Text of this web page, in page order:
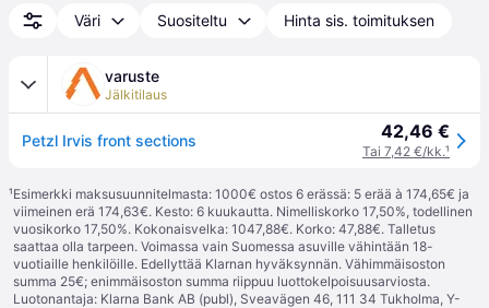
Väri Suositeltu Hinta sis. toimituksen
varuste
Jälkitilaus
Petzl Irvis front sections 42,46 €
Tai 7,42 €/kk.¹
¹Esimerkki maksusuunnitelmasta: 1000€ ostos 6 erässä: 5 erää à 174,65€ ja
viimeinen erä 174,63€. Kesto: 6 kuukautta. Nimelliskorko 17,50%, todellinen
vuosikorko 17,50%. Kokonaisvelka: 1047,88€. Korko: 47,88€. Talletus
saattaa olla tarpeen. Voimassa vain Suomessa asuville vähintään 18-
vuotiaille henkilöille. Edellyttää Klarnan hyväksynnän. Vähimmäisoston
summa 25€; enimmäisoston summa riippuu luottokelpoisuusarviosta.
Luotonantaja: Klarna Bank AB (publ), Sveavägen 46, 111 34 Tukholma, Y-